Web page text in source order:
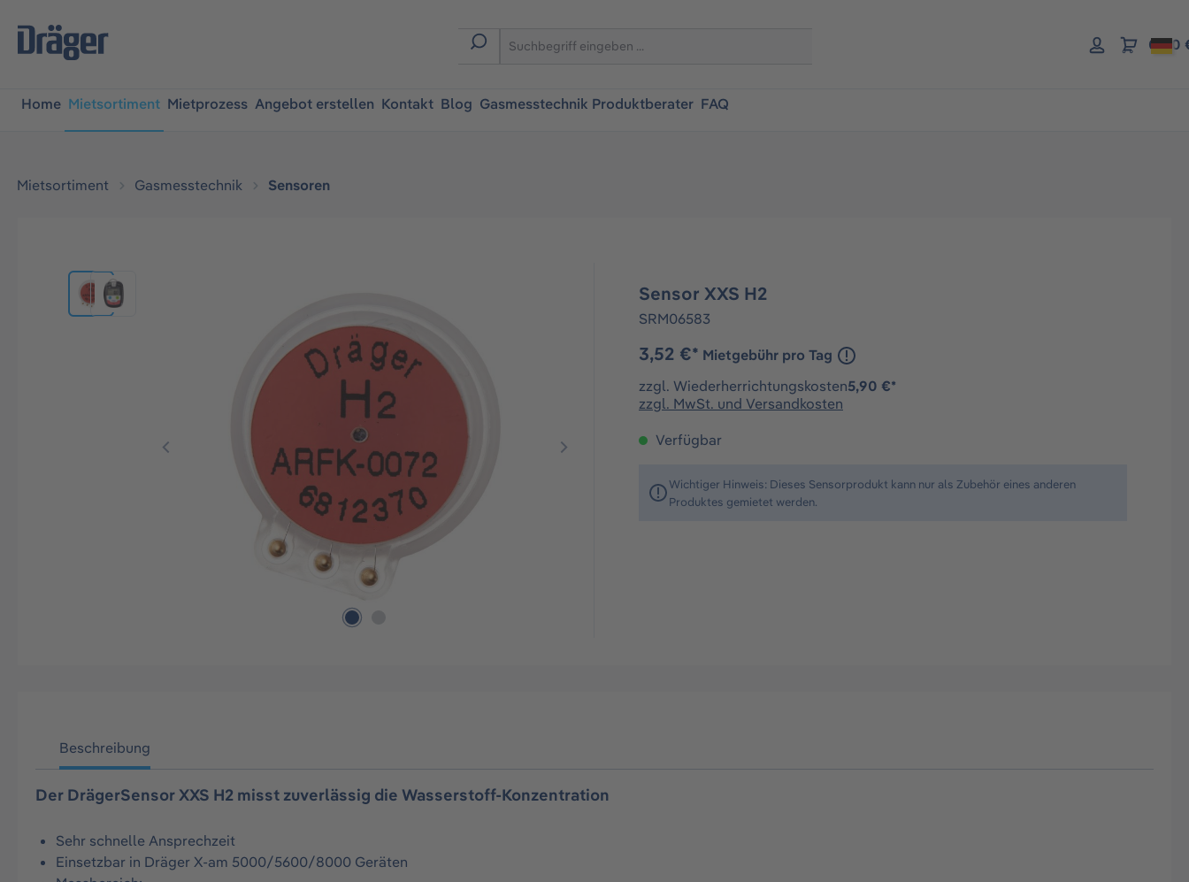
0,00
Home Mietsortiment Mietprozess Angebot erstellen Kontakt Blog Gasmesstechnik Produktberater FAQ
Mietsortiment Gasmesstechnik Sensoren
Sensor XXS H2
SRM06583
Mietgebühr pro Tag
3,52 €*
zzgl. Wiederherrichtungskosten5,90 €*
zzgl. MwSt. und Versandkosten
Verfügbar
Wichtiger Hinweis: Dieses Sensorprodukt kann nur als Zubehör eines anderen
Produktes gemietet werden.
Beschreibung
Der DrägerSensor XXS H2 misst zuverlässig die Wasserstoff-Konzentration
Sehr schnelle Ansprechzeit
Einsetzbar in Dräger X-am 5000/5600/8000 Geräten